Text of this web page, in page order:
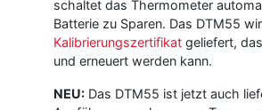
schaltet das Thermometer
Batterie zu Sparen. Das DTM55
Kalibrierungszertifikat geliefert,
und erneuert werden kann.
NEU: Das DTM55 ist jetzt auch